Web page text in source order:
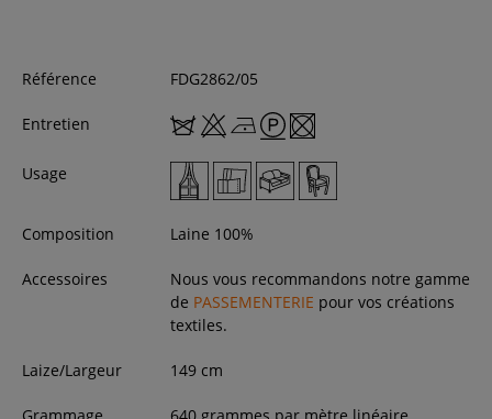
Référence FDG2862/05
Entretien
Usage
Composition Laine 100%
Accessoires
Nous vous recommandons notre gamme
de PASSEMENTERIE pour vos créations
textiles.
Laize/Largeur 149 cm